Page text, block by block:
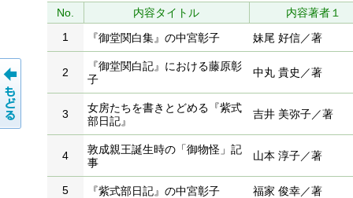
No. 内容タイトル
内容著者１
1
『御堂関白集』の中宮彰子 妹尾 好信／著
2
『御堂関白記』における藤原彰
子
中丸 貴史／著
3
女房たちを書きとどめる『紫式
部日記』
吉井 美弥子／著
4
敦成親王誕生時の「御物怪」記
事
山本 淳子／著
5 『紫式部日記』の中宮彰子 福家 俊幸／著